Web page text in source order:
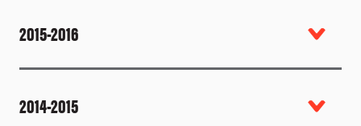
2015-2016
2014-2015